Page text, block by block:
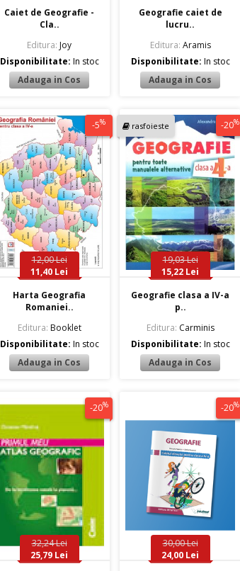
Caiet de Geografie -
Cla..
Editura: Joy
Disponibilitate: In stoc
Geografie caiet de
lucru..
Editura: Aramis
Disponibilitate: In stoc
-5%
12,00 Lei
11,40 Lei
Harta Geografia
Romaniei..
Editura: Booklet
Disponibilitate: In stoc
rasfoieste -20%
19,03 Lei
15,22 Lei
Geografie clasa a IV-a
p..
Editura: Carminis
Disponibilitate: In stoc
-20%
32,24 Lei
25,79 Lei
-20%
30,00 Lei
24,00 Lei